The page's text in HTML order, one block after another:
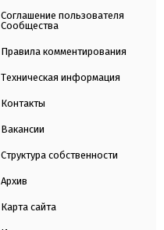
Соглашение пользователя
Сообщества
Правила комментирования
Техническая информация
Контакты
Вакансии
Структура собственности
Архив
Карта сайта